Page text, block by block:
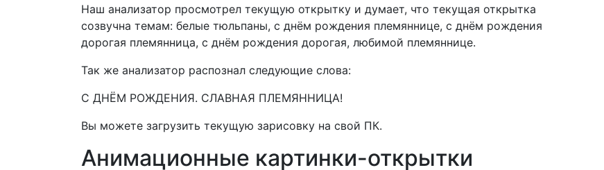
Наш анализатор просмотрел текущую открытку и думает, что текущая открытка
созвучна темам: белые тюльпаны, с днём рождения племяннице, с днём рождения
дорогая племянница, с днём рождения дорогая, любимой племяннице.
Так же анализатор распознал следующие слова:
С ДНЁМ РОЖДЕНИЯ. СЛАВНАЯ ПЛЕМЯННИЦА!
Вы можете загрузить текущую зарисовку на свой ПК.
Анимационные картинки-открытки